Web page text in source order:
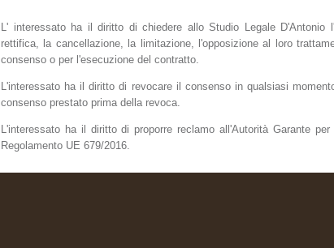
L' interessato ha il diritto di chiedere allo Studio Legale
rettifica, la cancellazione, la limitazione, l'opposizione al loro
consenso o per l'esecuzione del contratto.
L'interessato ha il diritto di revocare il consenso in qualsiasi
consenso prestato prima della revoca.
L'interessato ha il diritto di proporre reclamo all'Autorità Garante
Regolamento UE 679/2016.